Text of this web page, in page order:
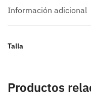
Información adicional
Talla
Productos